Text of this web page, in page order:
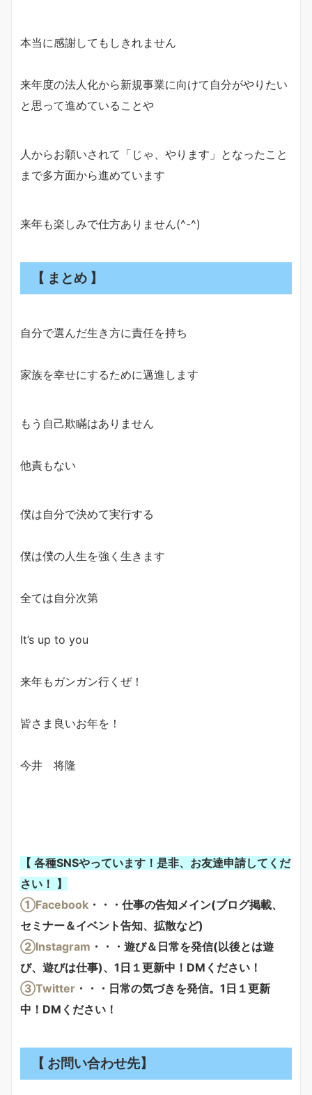
本当に感謝してもしきれません
来年度の法人化から新規事業に向けて自分がやりたい
と思って進めていることや
人からお願いされて「じゃ、やります」となったこと
まで多方面から進めています
来年も楽しみで仕方ありません(^-^)
【 まとめ 】
自分で選んだ生き方に責任を持ち
家族を幸せにするために邁進します
もう自己欺瞞はありません
他責もない
僕は自分で決めて実行する
僕は僕の人生を強く生きます
全ては自分次第
It’s up to you
来年もガンガン行くぜ！
皆さま良いお年を！
今井 将隆
【 各種SNSやっています！是非、お友達申請してくだ
さい！ 】
①Facebook ・・・仕事の告知メイン(ブログ掲載、
セミナー＆イベント告知、拡散など)
②Instagram ・・・遊び＆日常を発信(以後とは遊
び、遊びは仕事)、1日１更新中！DMください！
③Twitter ・・・日常の気づきを発信。1日１更新
中！DMください！
【 お問い合わせ先】